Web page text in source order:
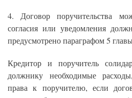
4. Договор поручительства
согласия или уведомления
предусмотрено параграфом 5
Кредитор и поручитель
должнику необходимые
права к поручителю, если